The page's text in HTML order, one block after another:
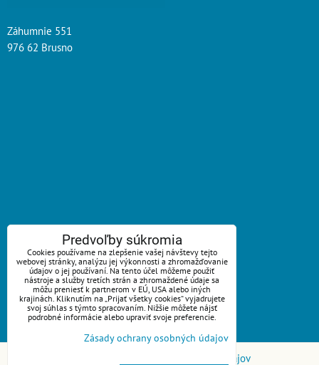
Záhumnie 551
976 62 Brusno
ZAVOLÁME VÁM SPÄŤ
Váš telefón:*
Zásady ochrany osobných údajov
Predvoľby súkromia
Cookies používame na zlepšenie vašej návštevy tejto
webovej stránky, analýzu jej výkonnosti a zhromažďovanie
údajov o jej používaní. Na tento účel môžeme použiť
nástroje a služby tretích strán a zhromaždené údaje sa
môžu preniesť k partnerom v EÚ, USA alebo iných
krajinách. Kliknutím na „Prijať všetky cookies“ vyjadrujete
svoj súhlas s týmto spracovaním. Nižšie môžete nájsť
podrobné informácie alebo upraviť svoje preferencie.
Zásady ochrany osobných údajov